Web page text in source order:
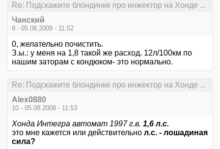
Re: Подскажите блондинке про инжектор на Хонде ...
Чанский
9 - 05.08.2009 - 11:52
0, желательно почистить.
З.ы.: у меня на 1,8 такой же расход. 12л/100км по
нашим заторам с кондюком- это нормально.
Re: Подскажите блондинке про инжектор на Хонде ...
Alex0880
10 - 05.08.2009 - 11:53
Хонда Интегра автомат 1997 г.в. 1,6 л.с.
это мне кажется или действительно л.с. - лошадиная
сила?